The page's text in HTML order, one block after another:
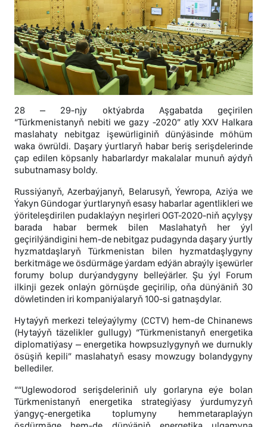
28 – 29-njy oktýabrda Aşgabatda geçirilen
“Türkmenistanyň nebiti we gazy -2020” atly XXV Halkara
maslahaty nebitgaz işewürliginiň dünýäsinde möhüm
waka öwrüldi. Daşary ýurtlaryň habar beriş serişdelerinde
çap edilen köpsanly habarlardyr makalalar munuň aýdyň
subutnamasy boldy.
Russiýanyň, Azerbaýjanyň, Belarusyň, Ýewropa, Aziýa we
Ýakyn Gündogar ýurtlarynyň esasy habarlar agentlikleri we
ýöriteleşdirilen pudaklaýyn neşirleri OGT-2020-niň açylyşy
barada habar bermek bilen Maslahatyň her ýyl
geçirilýändigini hem-de nebitgaz pudagynda daşary ýurtly
hyzmatdaşlaryň Türkmenistan bilen hyzmatdaşlygyny
berkitmäge we ösdürmäge ýardam edýän abraýly işewürler
forumy bolup durýandygyny belleýärler. Şu ýyl Forum
ilkinji gezek onlaýn görnüşde geçirilip, oňa dünýäniň 30
döwletinden iri kompaniýalaryň 100-si gatnaşdylar.
Hytaýyň merkezi teleýaýlymy (CCTV) hem-de Chinanews
(Hytaýyň täzelikler gullugy) “Türkmenistanyň energetika
diplomatiýasy – energetika howpsuzlygynyň we durnukly
ösüşiň kepili” maslahatyň esasy mowzugy bolandygyny
bellediler.
““Uglewodorod serişdeleriniň uly gorlaryna eýe bolan
Türkmenistanyň energetika strategiýasy ýurdumyzyň
ýangyç-energetika toplumyny hemmetaraplaýyn